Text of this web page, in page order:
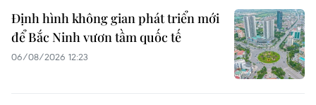
Định hình không gian phát triển mới
để Bắc Ninh vươn tầm quốc tế
06/08/2026 12:23